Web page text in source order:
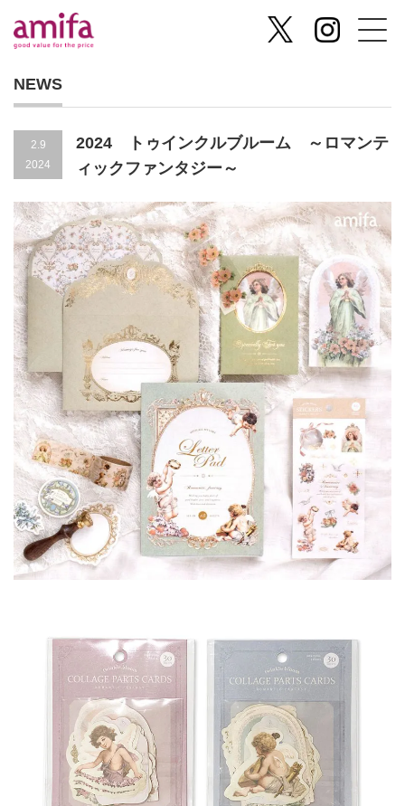
NEWS
2.9
2024
2024 トゥインクルブルーム ～ロマンテ
ィックファンタジー～